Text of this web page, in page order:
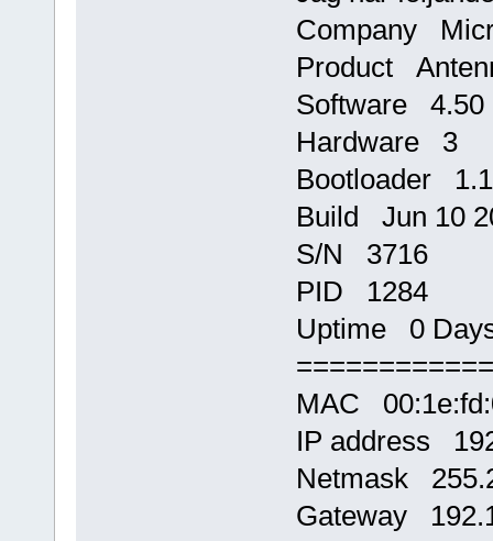
Company
Product
Software 4.50
Hardware 3
Bootloader
Build Jun 10
S/N 3716
PID 1284
Uptime 0
MAC
IP address
Netmask
Gateway